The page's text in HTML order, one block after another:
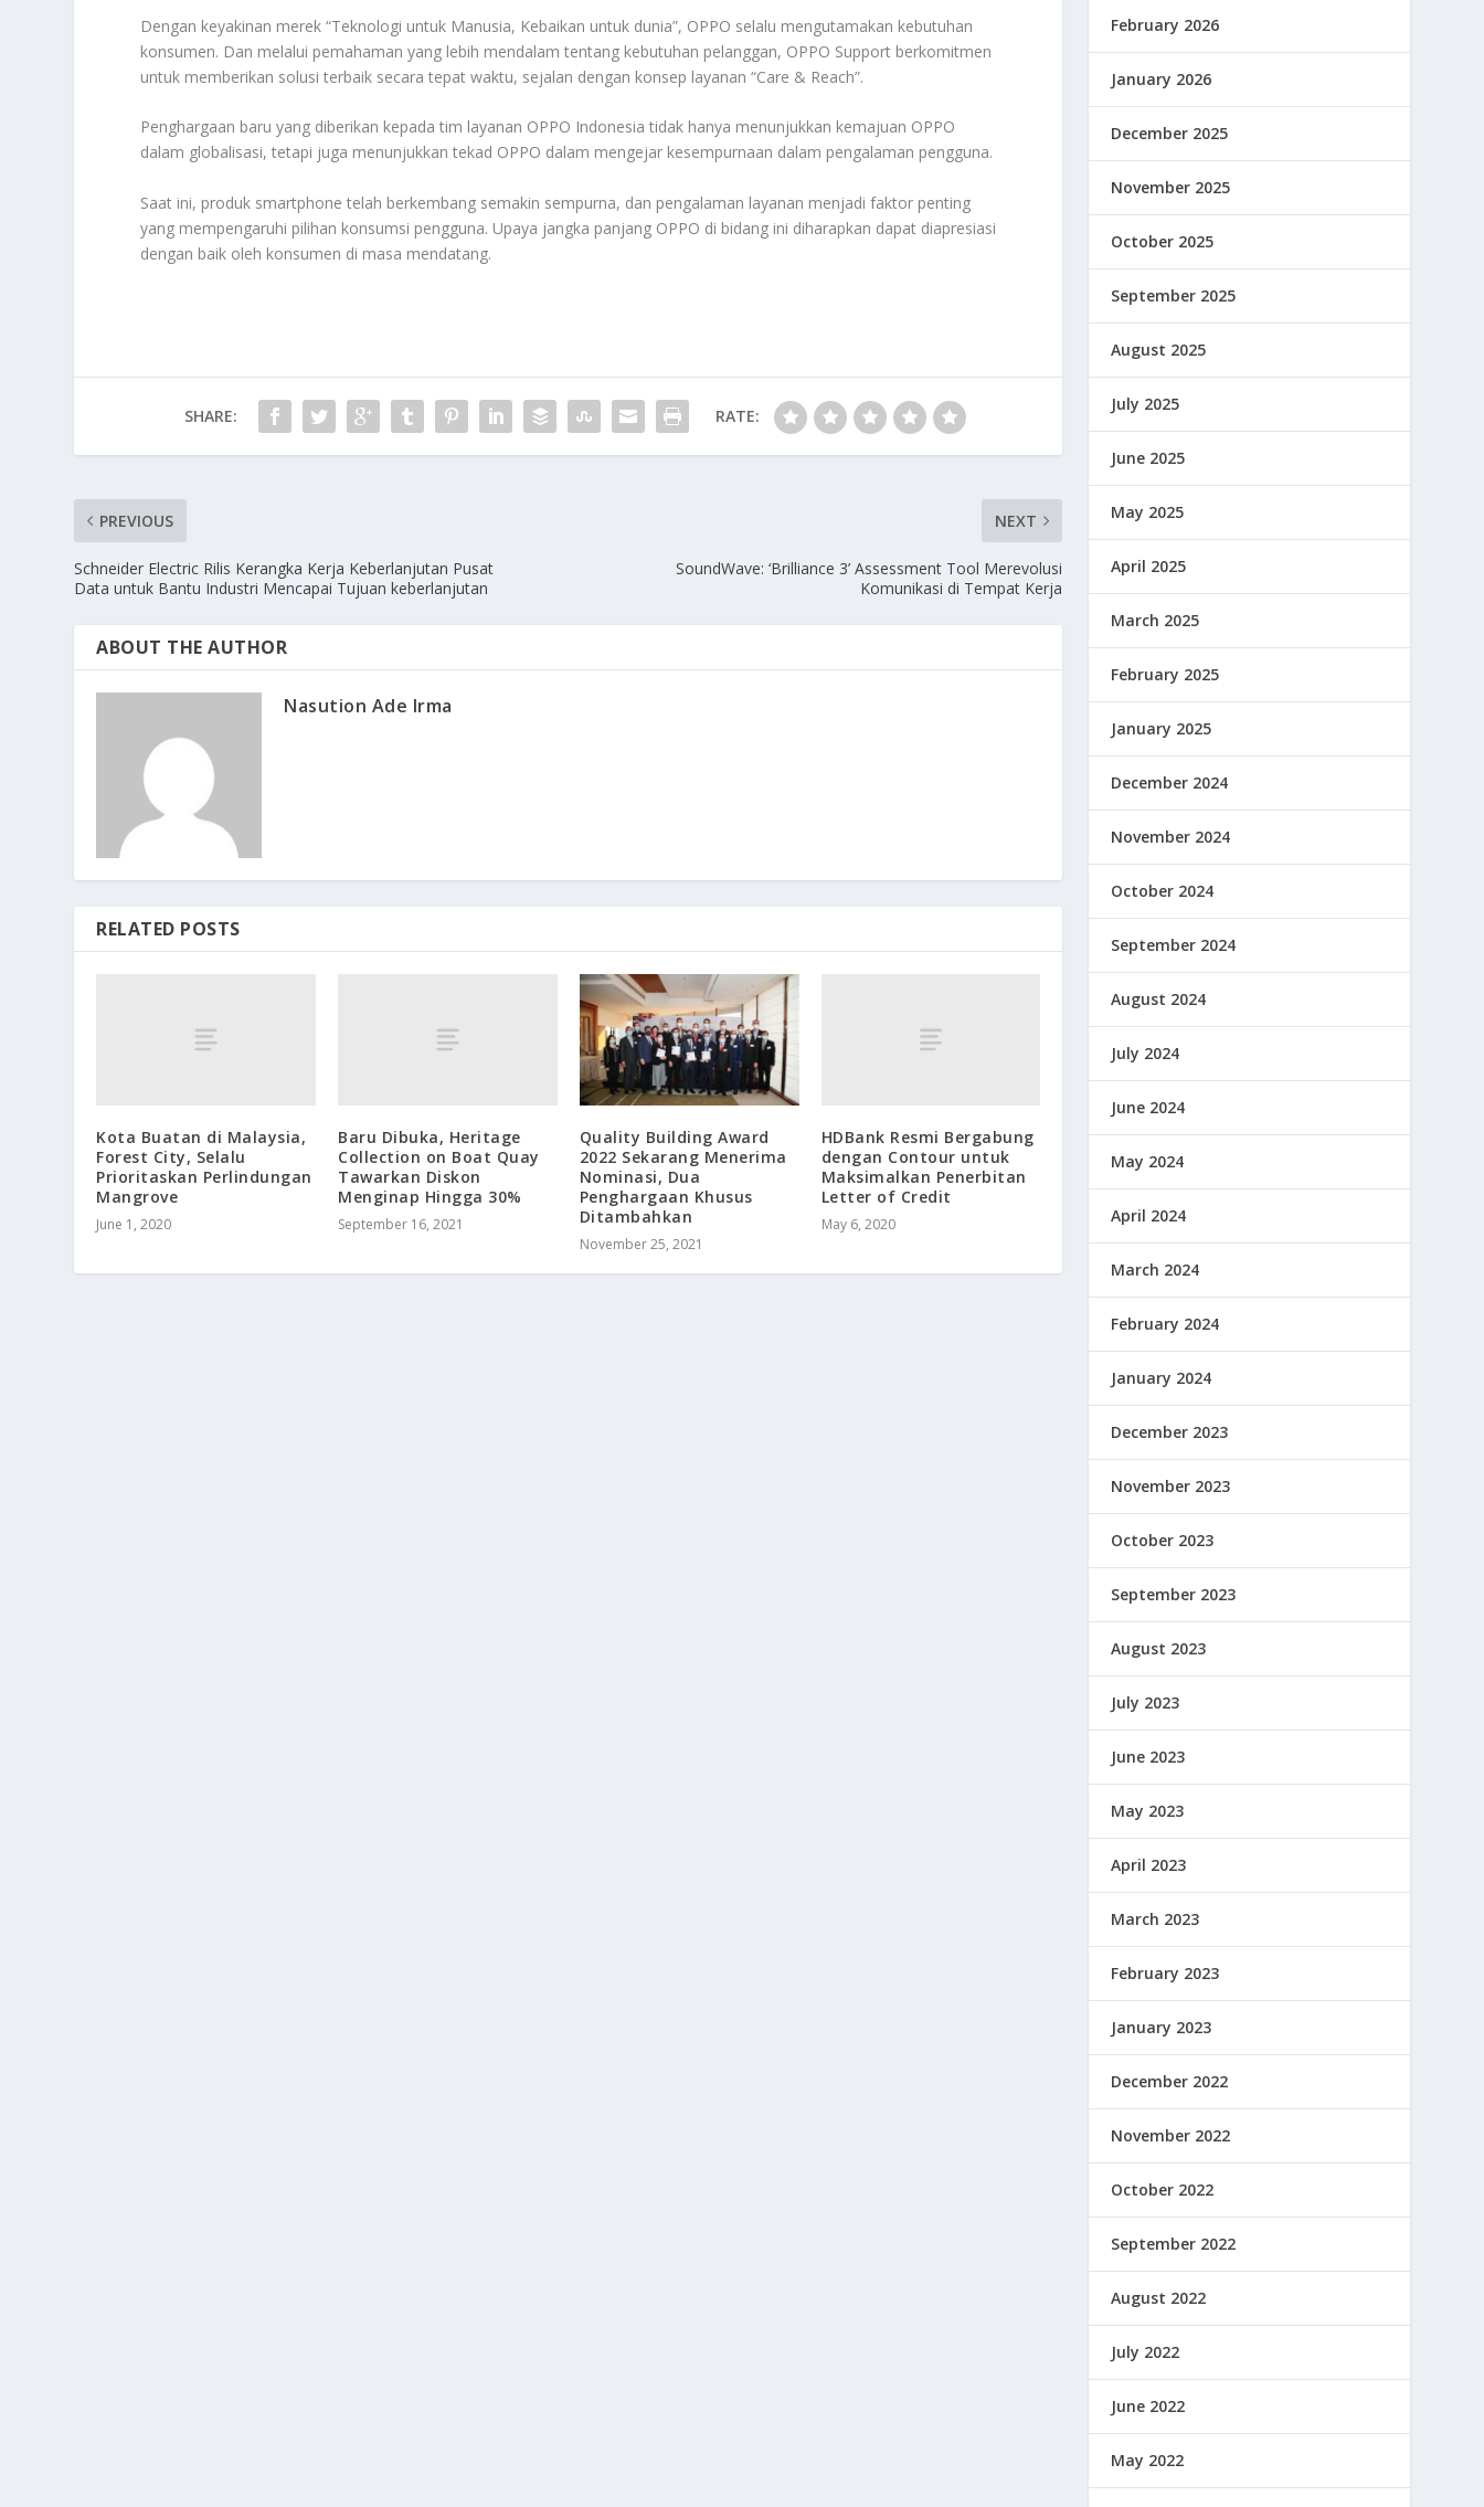
Dengan keyakinan merek “Teknologi untuk Manusia, Kebaikan untuk dunia”, OPPO selalu mengutamakan kebutuhan
konsumen. Dan melalui pemahaman yang lebih mendalam tentang kebutuhan pelanggan, OPPO Support berkomitmen
untuk memberikan solusi terbaik secara tepat waktu, sejalan dengan konsep layanan “Care & Reach”.
Penghargaan baru yang diberikan kepada tim layanan OPPO Indonesia tidak hanya menunjukkan kemajuan OPPO
dalam globalisasi, tetapi juga menunjukkan tekad OPPO dalam mengejar kesempurnaan dalam pengalaman pengguna.
Saat ini, produk smartphone telah berkembang semakin sempurna, dan pengalaman layanan menjadi faktor penting
yang mempengaruhi pilihan konsumsi pengguna. Upaya jangka panjang OPPO di bidang ini diharapkan dapat diapresiasi
dengan baik oleh konsumen di masa mendatang.
SHARE: RATE:
PREVIOUS
Schneider Electric Rilis Kerangka Kerja Keberlanjutan Pusat
Data untuk Bantu Industri Mencapai Tujuan keberlanjutan
NEXT
SoundWave: ‘Brilliance 3’ Assessment Tool Merevolusi
Komunikasi di Tempat Kerja
ABOUT THE AUTHOR
Nasution Ade Irma
RELATED POSTS
Kota Buatan di Malaysia,
Forest City, Selalu
Prioritaskan Perlindungan
Mangrove
June 1, 2020
Baru Dibuka, Heritage
Collection on Boat Quay
Tawarkan Diskon
Menginap Hingga 30%
September 16, 2021
Quality Building Award
2022 Sekarang Menerima
Nominasi, Dua
Penghargaan Khusus
Ditambahkan
November 25, 2021
HDBank Resmi Bergabung
dengan Contour untuk
Maksimalkan Penerbitan
Letter of Credit
May 6, 2020
February 2026
January 2026
December 2025
November 2025
October 2025
September 2025
August 2025
July 2025
June 2025
May 2025
April 2025
March 2025
February 2025
January 2025
December 2024
November 2024
October 2024
September 2024
August 2024
July 2024
June 2024
May 2024
April 2024
March 2024
February 2024
January 2024
December 2023
November 2023
October 2023
September 2023
August 2023
July 2023
June 2023
May 2023
April 2023
March 2023
February 2023
January 2023
December 2022
November 2022
October 2022
September 2022
August 2022
July 2022
June 2022
May 2022